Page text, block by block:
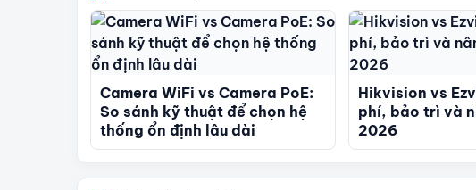
Camera WiFi vs Camera PoE:
So sánh kỹ thuật để chọn hệ
thống ổn định lâu dài
Hikvision vs
phí, bảo trì và
2026